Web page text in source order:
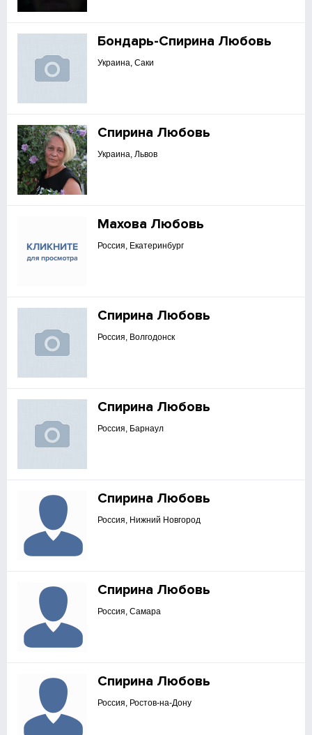
Бондарь-Спирина Любовь
Украина, Саки
Спирина Любовь
Украина, Львов
Махова Любовь
Россия, Екатеринбург
Спирина Любовь
Россия, Волгодонск
Спирина Любовь
Россия, Барнаул
Спирина Любовь
Россия, Нижний Новгород
Спирина Любовь
Россия, Самара
Спирина Любовь
Россия, Ростов-на-Дону